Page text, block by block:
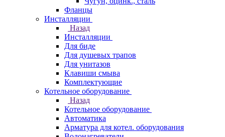
Фланцы
Инсталляции
Назад
Инсталляции
Для биде
Для душевых трапов
Для унитазов
Клавиши смыва
Комплектующие
Котельное оборудование
Назад
Котельное оборудование
Автоматика
Арматура для котел. оборудования